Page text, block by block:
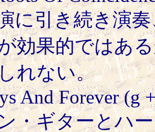
に引き続き演
効果的ではあ
れない。
And Forever (g
・ギターとハ